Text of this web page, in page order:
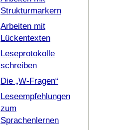
Strukturmarkern
Arbeiten mit
Lückentexten
Leseprotokolle
schreiben
Die „W-Fragen“
Leseempfehlungen
zum
Sprachenlernen